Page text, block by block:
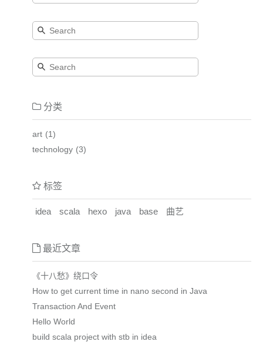
分类
art
1
technology
3
标签
idea scala hexo java base 曲艺
最近文章
《十八愁》绕口令
How to get current time in nano second in Java
Transaction And Event
Hello World
build scala project with stb in idea